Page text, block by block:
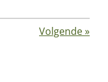
Volgende»